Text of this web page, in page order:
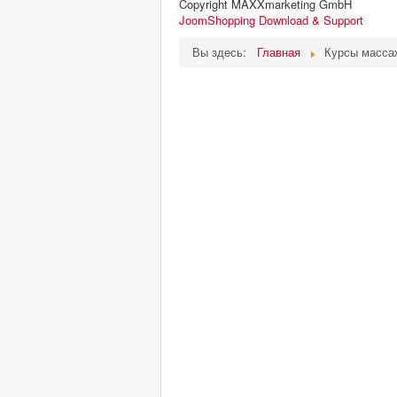
Copyright MAXXmarketing GmbH
JoomShopping Download & Support
Вы здесь:
Главная Курсы